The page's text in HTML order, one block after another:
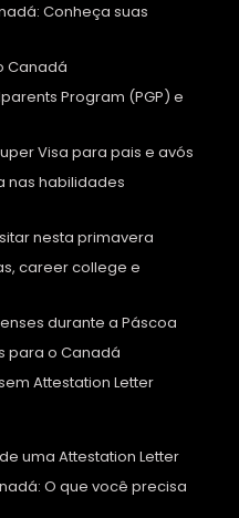
Conheça suas
Canadá
Program (PGP) e
Visa para pais e avós
nas habilidades
nesta primavera
career college e
durante a Páscoa
para o Canadá
Attestation Letter
uma Attestation Letter
O que você precisa